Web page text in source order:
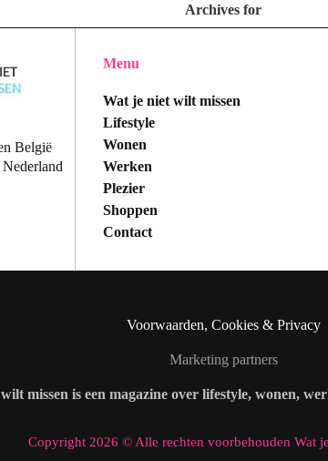
Archives for
België
Menu
Wat je niet wilt missen
Lifestyle
Wonen
Werken
Plezier
Shoppen
Contact
Voorwaarden, Cookies & Privacy
Marketing partners
missen is een magazine over lifestyle, wonen,
Copyright 2026 © Alle rechten voorbehouden Wat